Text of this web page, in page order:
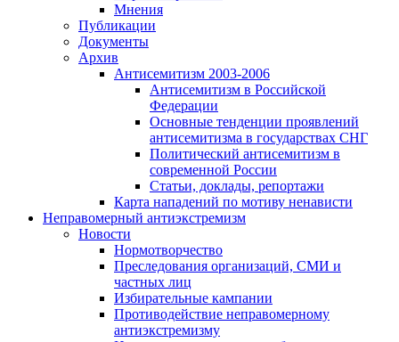
Мнения
Публикации
Документы
Архив
Антисемитизм 2003-2006
Антисемитизм в Российской
Федерации
Основные тенденции проявлений
антисемитизма в государствах СНГ
Политический антисемитизм в
современной России
Статьи, доклады, репортажи
Карта нападений по мотиву ненависти
Неправомерный антиэкстремизм
Новости
Нормотворчество
Преследования организаций, СМИ и
частных лиц
Избирательные кампании
Противодействие неправомерному
антиэкстремизму